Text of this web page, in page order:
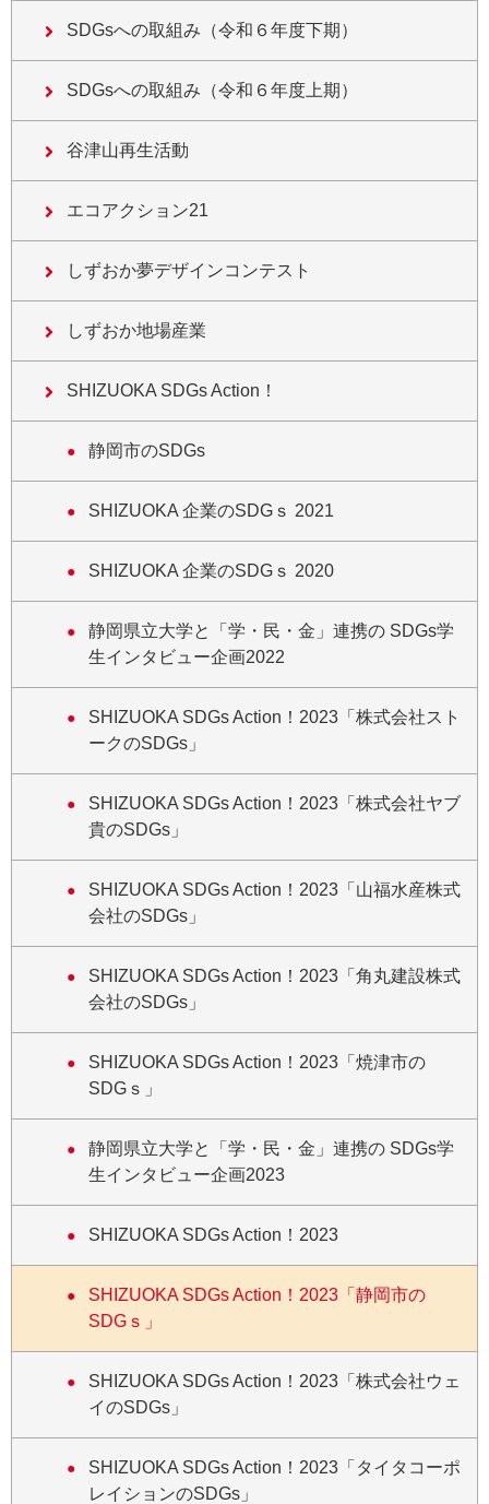
SDGsへの取組み（令和６年度下期）
SDGsへの取組み（令和６年度上期）
谷津山再生活動
エコアクション21
しずおか夢デザインコンテスト
しずおか地場産業
SHIZUOKA SDGs Action！
静岡市のSDGs
SHIZUOKA 企業のSDGｓ 2021
SHIZUOKA 企業のSDGｓ 2020
静岡県立大学と「学・民・金」連携の SDGs学
生インタビュー企画2022
SHIZUOKA SDGs Action！2023「株式会社スト
ークのSDGs」
SHIZUOKA SDGs Action！2023「株式会社ヤブ
貴のSDGs」
SHIZUOKA SDGs Action！2023「山福水産株式
会社のSDGs」
SHIZUOKA SDGs Action！2023「角丸建設株式
会社のSDGs」
SHIZUOKA SDGs Action！2023「焼津市の
SDGｓ」
静岡県立大学と「学・民・金」連携の SDGs学
生インタビュー企画2023
SHIZUOKA SDGs Action！2023
SHIZUOKA SDGs Action！2023「静岡市の
SDGｓ」
SHIZUOKA SDGs Action！2023「株式会社ウェ
イのSDGs」
SHIZUOKA SDGs Action！2023「タイタコーポ
レイションのSDGs」